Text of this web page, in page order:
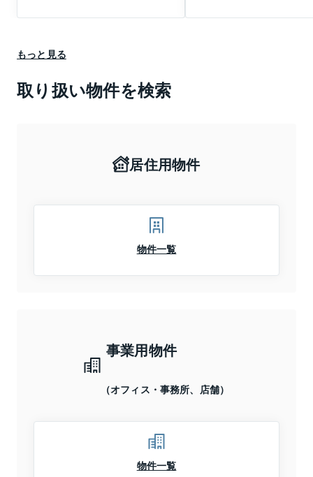
もっと見る
取り扱い物件を検索
居住用物件
物件一覧
事業用物件
（オフィス・事務所、店舗）
物件一覧